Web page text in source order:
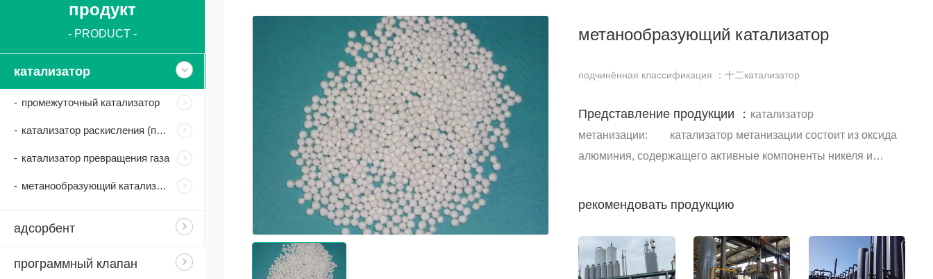
продукт
- PRODUCT -
катализатор
- промежуточный катализатор
- катализатор раскисления (палладиевый катализатор)
- катализатор превращения газа
- метанообразующий катализатор
адсорбент
программный клапан
метанообразующий катализатор
подчинённая классификация ：十二катализатор
Представление продукции ： катализатор
метанизации: катализатор метанизации состоит из оксида
алюминия, содержащего активные компоненты никеля и
рекомендовать продукцию